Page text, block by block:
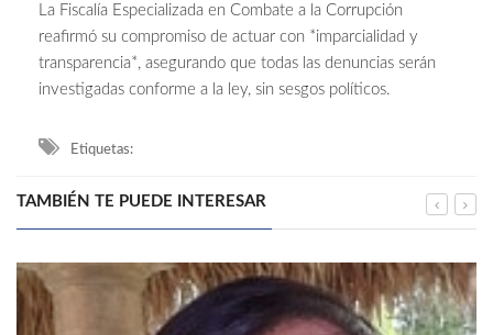
La Fiscalía Especializada en Combate a la Corrupción
reafirmó su compromiso de actuar con *imparcialidad y
transparencia*, asegurando que todas las denuncias serán
investigadas conforme a la ley, sin sesgos políticos.
Etiquetas:
TAMBIÉN TE PUEDE INTERESAR